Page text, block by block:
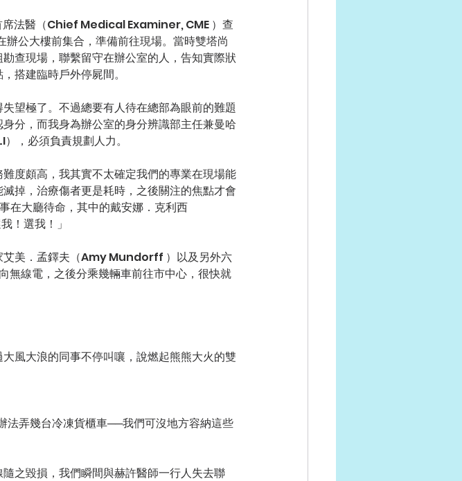
席法醫（Chief Medical Examiner, CME ）查
公大樓前集合，準備前往現場。當時雙塔尚
查現場，聯繫留守在辦公室的人，告知實際狀
搭建臨時戶外停屍間。
望極了。不過總要有人待在總部為眼前的難題
分，而我身為辦公室的身分辨識部主任兼曼哈
必須負責規劃人力。
度頗高，我其實不太確定我們的專業在現場能
掉，治療傷者更是耗時，之後關注的焦點才會
在大廳待命，其中的戴安娜．克利西
！選我！」
艾美．孟鐸夫（Amy Mundorff ）以及另外六
線電，之後分乘幾輛車前往市中心，很快就
風大浪的同事不停叫嚷，說燃起熊熊大火的雙
法弄幾台冷凍貨櫃車──我們可沒地方容納這些
之毀損，我們瞬間與赫許醫師一行人失去聯